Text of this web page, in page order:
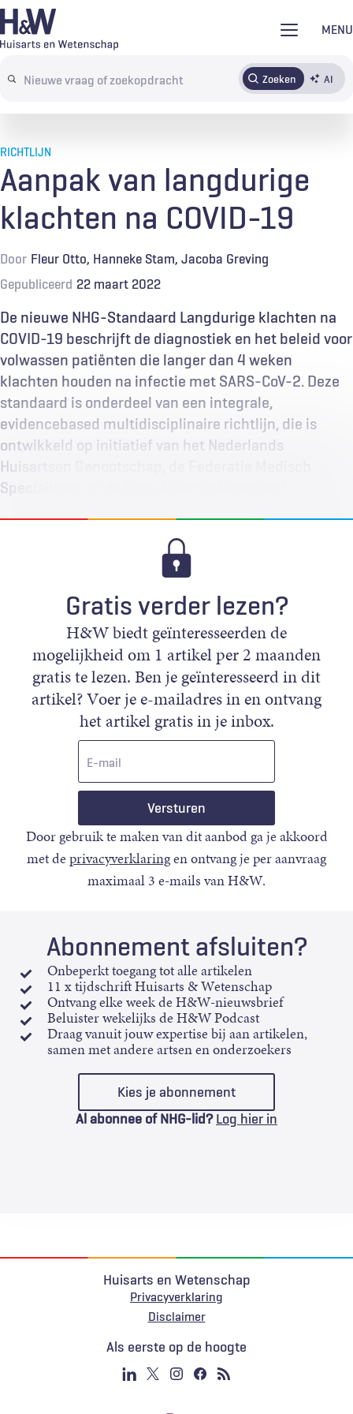
Overslaan
en
de
MENU
Search
terms
Zoeken AI
AbonnerenTijdschrift Inloggen
RICHTLIJN
Aanpak van langdurige
klachten na COVID-19
Door Fleur Otto Hanneke Stam Jacoba Greving
Gepubliceerd 22 maart 2022
De nieuwe NHG-Standaard Langdurige klachten na
COVID-19 beschrijft de diagnostiek en het beleid voor
volwassen patiënten die langer dan 4 weken
klachten houden na infectie met SARS-CoV-2. Deze
standaard is onderdeel van een integrale,
evidencebased multidisciplinaire richtlijn, die is
ontwikkeld op initiatief van het Nederlands
Huisartsen Genootschap, de Federatie Medisch
Specialisten en de Long Alliantie Nederland.
Gratis verder lezen?
H&W biedt geïnteresseerden de
mogelijkheid om 1 artikel per 2 maanden
gratis te lezen. Ben je geïnteresseerd in dit
artikel? Voer je e-mailadres in en ontvang
het artikel gratis in je inbox.
Door gebruik te maken van dit aanbod ga je akkoord
met deprivacyverklaringen ontvang je per aanvraag
maximaal 3 e-mails van H&W.
Abonnement afsluiten?
Onbeperkt toegang tot alle artikelen
11 x tijdschrift Huisarts & Wetenschap
Ontvang elke week de H&W-nieuwsbrief
Beluister wekelijks de H&W Podcast
Draag vanuit jouw expertise bij aan artikelen,
samen met andere artsen en onderzoekers
Kies je abonnement
Al abonnee of NHG-lid? Log hier in
Huisarts en Wetenschap
Privacyverklaring
Voet
Disclaimer
Als eerste op de hoogte